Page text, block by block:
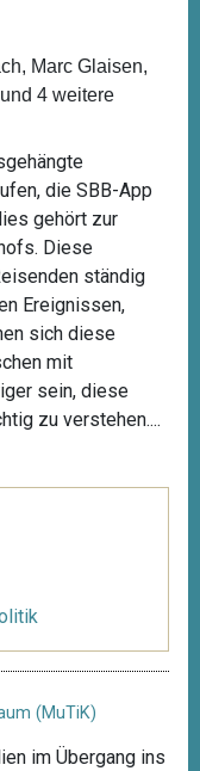
Marc Glaisen,
4 weitere
die SBB-App
gehört zur
Diese
ständig
Ereignissen,
sich diese
mit
sein, diese
zu verstehen....
(MuTiK)
im Übergang ins